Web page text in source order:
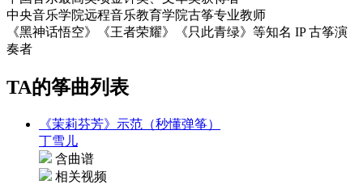
中央音乐学院远程音乐教育学院古筝专业教师
《黑神话悟空》《王者荣耀》《只此青绿》等知名 IP 古筝演
奏者
TA的筝曲列表
《茉莉芬芳》示范（秒懂弹筝）
丁雪儿
含曲谱
相关视频